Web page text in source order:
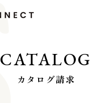
CATALOG
カタログ請求